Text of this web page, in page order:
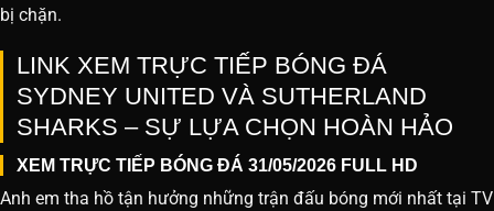
bị chặn.
LINK XEM TRỰC TIẾP BÓNG ĐÁ
SYDNEY UNITED VÀ SUTHERLAND
SHARKS – SỰ LỰA CHỌN HOÀN HẢO
XEM TRỰC TIẾP BÓNG ĐÁ 31/05/2026 FULL HD
Anh em tha hồ tận hưởng những trận đấu bóng mới nhất tại TV